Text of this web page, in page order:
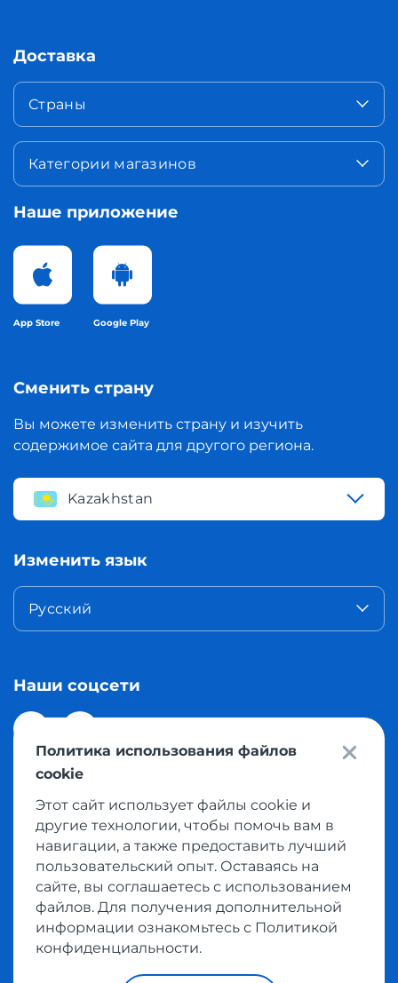
Доставка
Страны
Категории магазинов
Наше приложение
App Store Google Play
Сменить страну
Вы можете изменить страну и изучить
содержимое сайта для другого региона.
Kazakhstan
Изменить язык
Русский
Наши соцсети
© 2026 Meest Shopping доставка покупок с интернет
магазинов мира в Казахстан. Все права защищены
Политика конфиденциальности
Публичная оферта
Условия пользования сервисом выкупа товаров
Политика использования файлов
cookie
Этот сайт использует файлы cookie и
другие технологии, чтобы помочь вам в
навигации, а также предоставить лучший
пользовательский опыт. Оставаясь на
сайте, вы соглашаетесь с использованием
файлов. Для получения дополнительной
информации ознакомьтесь с Политикой
конфиденциальности.